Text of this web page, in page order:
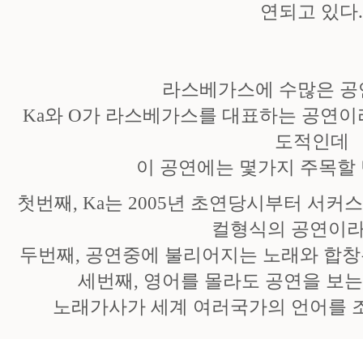
연되고 있다.
라스베가스에 수많은
Ka와 O가 라스베가스를 대표하는 공연
도적인데
이 공연에는 몇가지 주목할
첫번째, Ka는 2005년 초연당시부터 서커
컬형식의 공연이
두번째, 공연중에 불리어지는 노래와 합
세번째, 영어를 몰라도 공연을 보
노래가사가 세계 여러국가의 언어를